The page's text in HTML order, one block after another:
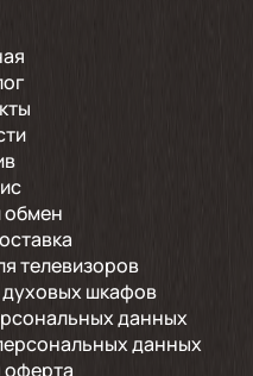
обмен
телевизоров
шкафов
данных
данных
оферта